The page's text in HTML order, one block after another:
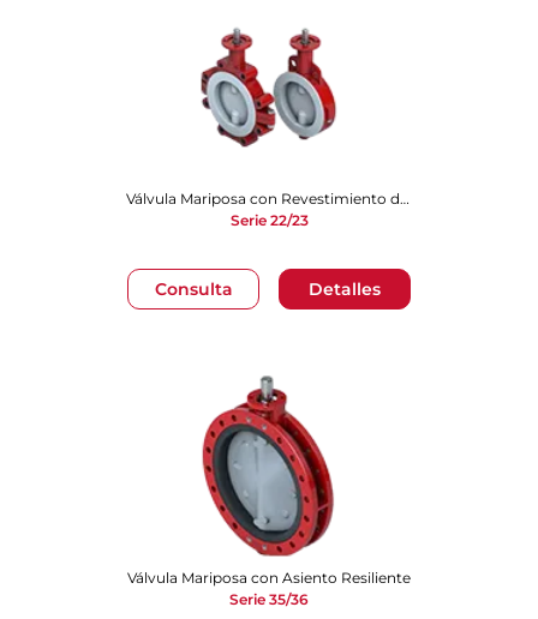
Consulta Detalles
Válvula Mariposa con Revestimiento de PTFE
Serie 22/23
Válvula Mariposa con Asiento Resiliente
Serie 35/36